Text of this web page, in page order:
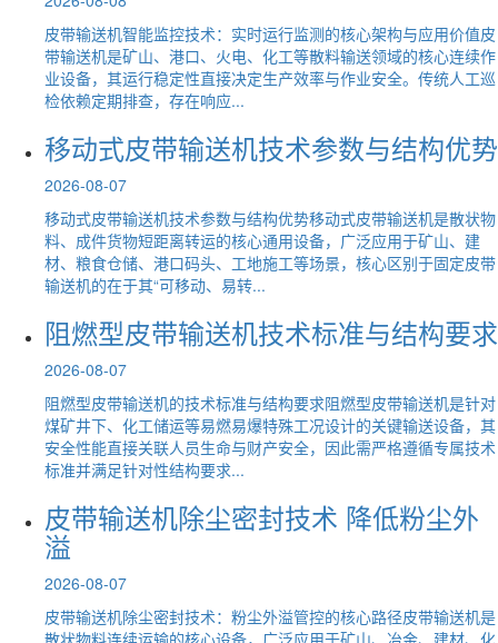
皮带输送机智能监控技术：实时运行监测的核心架构与应用价值皮
带输送机是矿山、港口、火电、化工等散料输送领域的核心连续作
业设备，其运行稳定性直接决定生产效率与作业安全。传统人工巡
检依赖定期排查，存在响应...
移动式皮带输送机技术参数与结构优势
2026-08-07
移动式皮带输送机技术参数与结构优势移动式皮带输送机是散状物
料、成件货物短距离转运的核心通用设备，广泛应用于矿山、建
材、粮食仓储、港口码头、工地施工等场景，核心区别于固定皮带
输送机的在于其“可移动、易转...
阻燃型皮带输送机技术标准与结构要求
2026-08-07
阻燃型皮带输送机的技术标准与结构要求阻燃型皮带输送机是针对
煤矿井下、化工储运等易燃易爆特殊工况设计的关键输送设备，其
安全性能直接关联人员生命与财产安全，因此需严格遵循专属技术
标准并满足针对性结构要求...
皮带输送机除尘密封技术 降低粉尘外
溢
2026-08-07
皮带输送机除尘密封技术：粉尘外溢管控的核心路径皮带输送机是